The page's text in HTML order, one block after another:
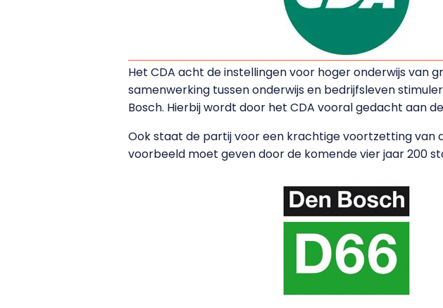
Het CDA acht de instellingen voor hoger onderwijs van
samenwerking tussen onderwijs en bedrijfsleven
Bosch. Hierbij wordt door het CDA vooral gedacht aan
Ook staat de partij voor een krachtige voortzetting van
voorbeeld moet geven door de komende vier jaar 200